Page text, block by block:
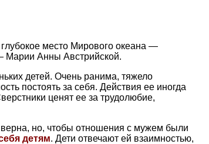
место Мирового океана —
Марии Анны Австрийской.
детей. Очень ранима, тяжело
постоять за себя. Действия ее иногда
ценят ее за трудолюбие,
верна, но, чтобы отношения с мужем были
детям. Дети отвечают ей взаимностью,